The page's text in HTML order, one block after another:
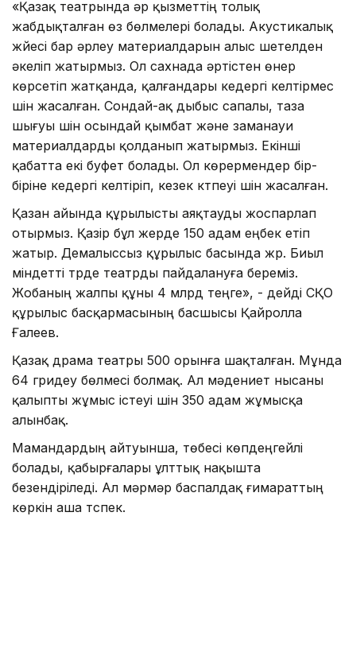
«Қазақ театрында әр қызметтің толық
жабдықталған өз бөлмелері болады. Акустикалық
жүйесі бар әрлеу материалдарын алыс шетелден
әкеліп жатырмыз. Ол сахнада әртістен өнер
көрсетіп жатқанда, қалғандары кедергі келтірмес
үшін жасалған. Сондай-ақ дыбыс сапалы, таза
шығуы үшін осындай қымбат және заманауи
материалдарды қолданып жатырмыз. Екінші
қабатта екі буфет болады. Ол көрермендер бір-
біріне кедергі келтіріп, кезек күтпеуі үшін жасалған.
Қазан айында құрылысты аяқтауды жоспарлап
отырмыз. Қазір бұл жерде 150 адам еңбек етіп
жатыр. Демалыссыз құрылыс басында жүр. Биыл
міндетті түрде театрды пайдалануға береміз.
Жобаның жалпы құны 4 млрд теңге», - дейді СҚО
құрылыс басқармасының басшысы Қайролла
Ғалеев.
Қазақ драма театры 500 орынға шақталған. Мұнда
64 гридеу бөлмесі болмақ. Ал мәдениет нысаны
қалыпты жұмыс істеуі үшін 350 адам жұмысқа
алынбақ.
Мамандардың айтуынша, төбесі көпдеңгейлі
болады, қабырғалары ұлттық нақышта
безендіріледі. Ал мәрмәр баспалдақ ғимараттың
көркін аша түспек.